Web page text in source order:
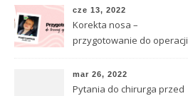
cze 13, 2022
Korekta nosa –
przygotowanie do operacji
mar 26, 2022
Pytania do chirurga przed